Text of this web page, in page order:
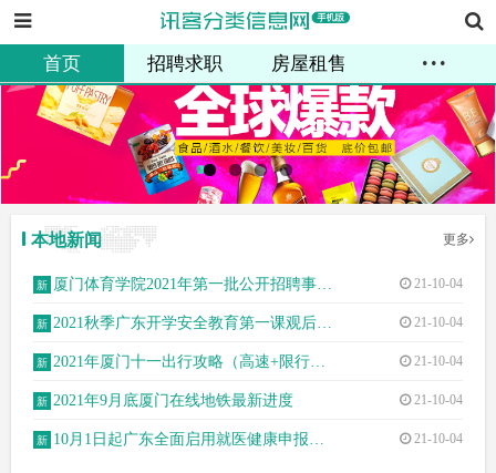
厦门召唤信息科技有限公司
首页 招聘求职
房屋租售
二手买卖
生活服务 教育培训
车辆买卖
交友征婚
资讯 商家
会员
...
本地新闻 更多
厦门体育学院2021年第一批公开招聘事业编制人员16人 21-10-04
2021秋季广东开学安全教育第一课观后感写作技巧思路指导 21-10-04
2021年厦门十一出行攻略（高速+限行+火车票+地铁） 21-10-04
2021年9月底厦门在线地铁最新进度 21-10-04
10月1日起广东全面启用就医健康申报卡与电子陪护证 21-10-04